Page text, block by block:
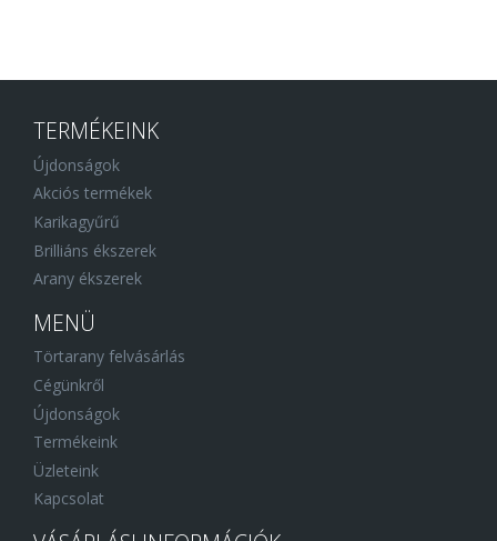
TERMÉKEINK
Újdonságok
Akciós termékek
Karikagyűrű
Brilliáns ékszerek
Arany ékszerek
MENÜ
Törtarany felvásárlás
Cégünkről
Újdonságok
Termékeink
Üzleteink
Kapcsolat